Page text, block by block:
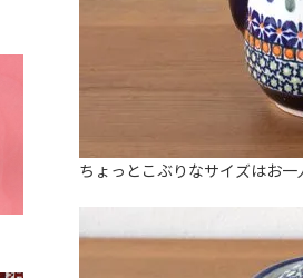
ちょっとこぶりなサイズはお一